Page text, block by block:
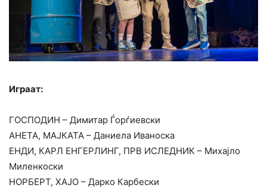
Играат:
ГОСПОДИН – Димитар Ѓорѓиевски
АНЕТА, МАЈКАТА – Даниела Иваноска
ЕНДИ, КАРЛ ЕНГЕРЛИНГ, ПРВ ИСЛЕДНИК – Михајло
Миленкоски
НОРБЕРТ, ХАЈО – Дарко Карбески